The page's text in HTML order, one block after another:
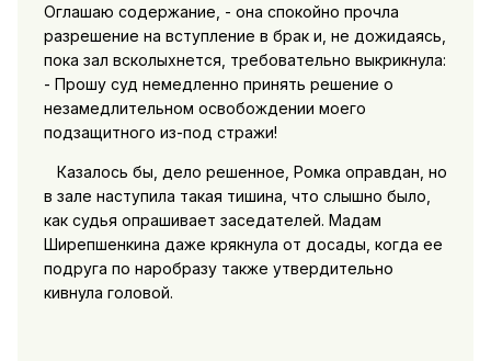
Оглашаю содержание, - она спокойно прочла
разрешение на вступление в брак и, не дожидаясь,
пока зал всколыхнется, требовательно выкрикнула:
- Прошу суд немедленно принять решение о
незамедлительном освобождении моего
подзащитного из-под стражи!
Казалось бы, дело решенное, Ромка оправдан, но
в зале наступила такая тишина, что слышно было,
как судья опрашивает заседателей. Мадам
Ширепшенкина даже крякнула от досады, когда ее
подруга по наробразу также утвердительно
кивнула головой.